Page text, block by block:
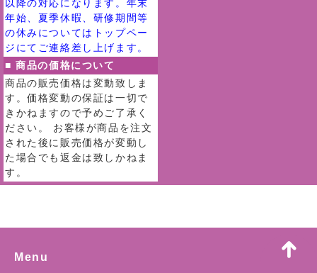
以降の対応になります。年末
年始、夏季休暇、研修期間等
の休みについてはトップペー
ジにてご連絡差し上げます。
■ 商品の価格について
商品の販売価格は変動致しま
す。価格変動の保証は一切で
きかねますので予めご了承く
ださい。 お客様が商品を注文
された後に販売価格が変動し
た場合でも返金は致しかねま
す。
Menu